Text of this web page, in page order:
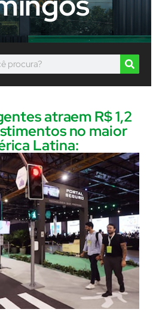
atraem R$ 1,2
no maior
Latina: